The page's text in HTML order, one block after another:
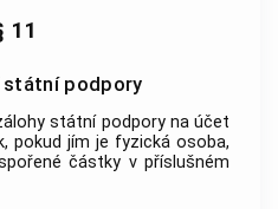
11
státní podpory
státní podpory na účet
pokud jím je fyzická osoba,
částky v příslušném